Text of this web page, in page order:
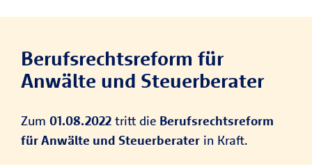
Berufsrechtsreform für
Anwälte und Steuerberater
Zum 01.08.2022 tritt die Berufsrechtsreform
für Anwälte und Steuerberater in Kraft.